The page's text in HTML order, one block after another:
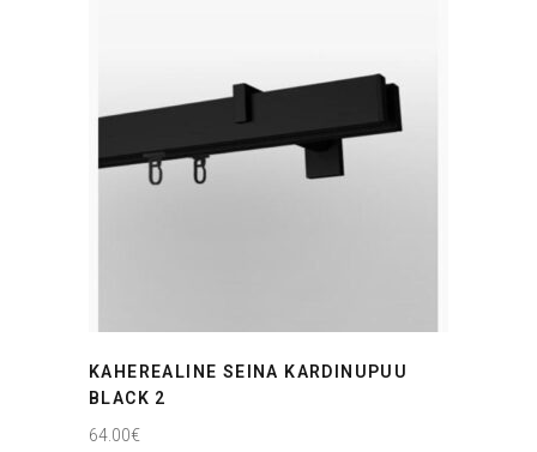
KAHEREALINE SEINA KARDINUPUU
BLACK 2
64.00€